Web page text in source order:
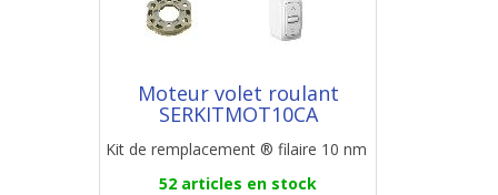
Moteur volet roulant
SERKITMOT10CA
Kit de remplacement ® filaire 10 nm
52 articles en stock